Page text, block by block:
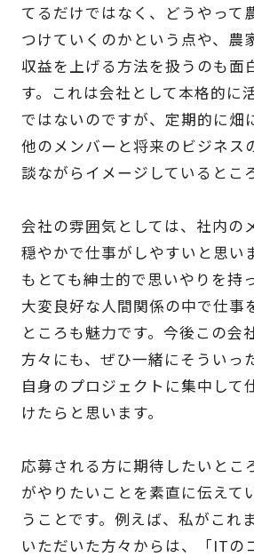
てるだけではなく、どうやって
つけていくのかという点や、農
収益を上げる方法を扱うのも面
す。これは会社として本格的に
ではないのですが、定期的に畑
他のメンバーと将来のビジネス
談ながらイメージしているとこ
会社の雰囲気としては、社内の
穏やかで仕事がしやすいと思い
もとても紳士的で思いやりを持
大変良好な人間関係の中で仕事
ところも魅力です。今後この会
方々にも、ぜひ一緒にそういっ
自身のプロジェクトに集中して
けたらと思います。
応募される方に期待したいとこ
がやりたいことを素直に伝えて
うことです。例えば、私がこれ
いただいた方々からは、「ITの